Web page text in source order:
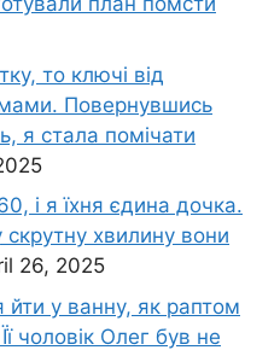
то ключі від
Повернувшись
я стала помічати
і я їхня єдина дочка.
хвилину вони
26, 2025
у ванну, як раптом
чоловік Олег був не